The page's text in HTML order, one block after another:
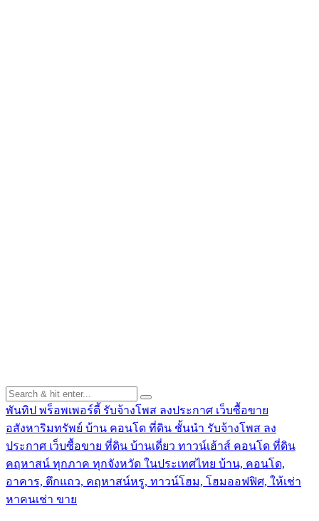
พันทิป พร็อพเพอร์ตี้ รับจ้างโพส ลงประกาศ เว็บซื้อขาย
อสังหาริมทรัพย์ บ้าน คอนโด ที่ดิน ชั้นนำ รับจ้างโพส ลง
ประกาศ เว็บซื้อขาย ที่ดิน บ้านเดี่ยว ทาวน์เฮ้าส์ คอนโด ที่ดิน
คฤหาสน์ ทุกภาค ทุกจังหวัด ในประเทศไทย บ้าน, คอนโด,
อาคาร, ตึกแถว, คฤหาสน์หรู, ทาวน์โฮม, โฮมออฟฟิศ, ให้เช่า
หาคนเช่า ขาย